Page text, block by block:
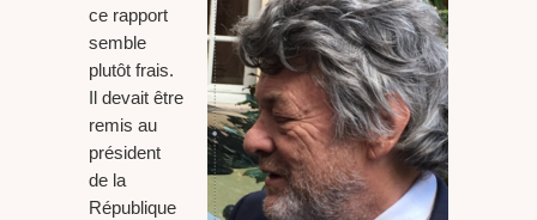
ce rapport
semble
plutôt frais.
Il devait être
remis au
président
de la
République